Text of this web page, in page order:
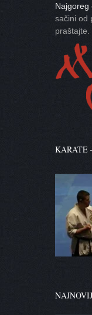
Najgoreg
sačini od
praštajte.
KARATE